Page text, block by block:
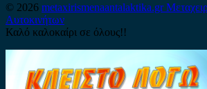
© 2026 metaxirismenaantalaktika.gr
Αυτοκινήτων
Καλό καλοκαίρι σε όλους!!